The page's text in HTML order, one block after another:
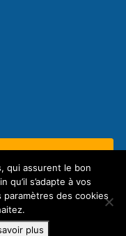
en matière de cookies
qui assurent le bon
s’adapte à vos
des cookies
plus